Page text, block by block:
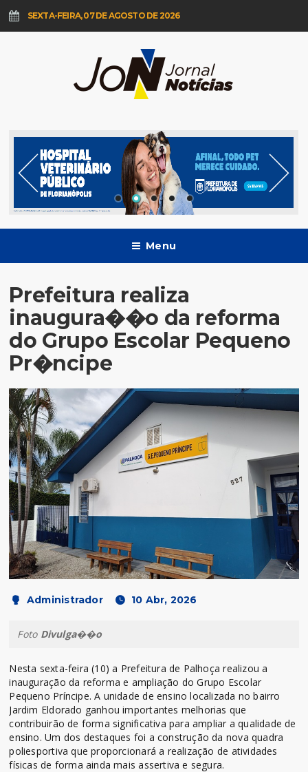
SEXTA-FEIRA, 07 DE AGOSTO DE 2026
Menu
Prefeitura realiza
inaugura��o da reforma
do Grupo Escolar Pequeno
Pr�ncipe
Administrador 10 Abr, 2026
Foto Divulga��o
Nesta sexta-feira (10) a Prefeitura de Palhoça realizou a
inauguração da reforma e ampliação do Grupo Escolar
Pequeno Príncipe. A unidade de ensino localizada no bairro
Jardim Eldorado ganhou importantes melhorias que
contribuirão de forma significativa para ampliar a qualidade de
ensino. Um dos destaques foi a construção da nova quadra
poliesportiva que proporcionará a realização de atividades
físicas de forma ainda mais assertiva e segura.